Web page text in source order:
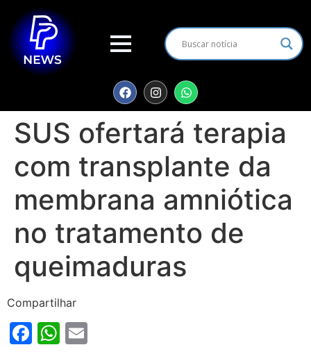
SUS ofertará terapia
com transplante da
membrana amniótica
no tratamento de
queimaduras
Compartilhar
Facebook
WhatsApp